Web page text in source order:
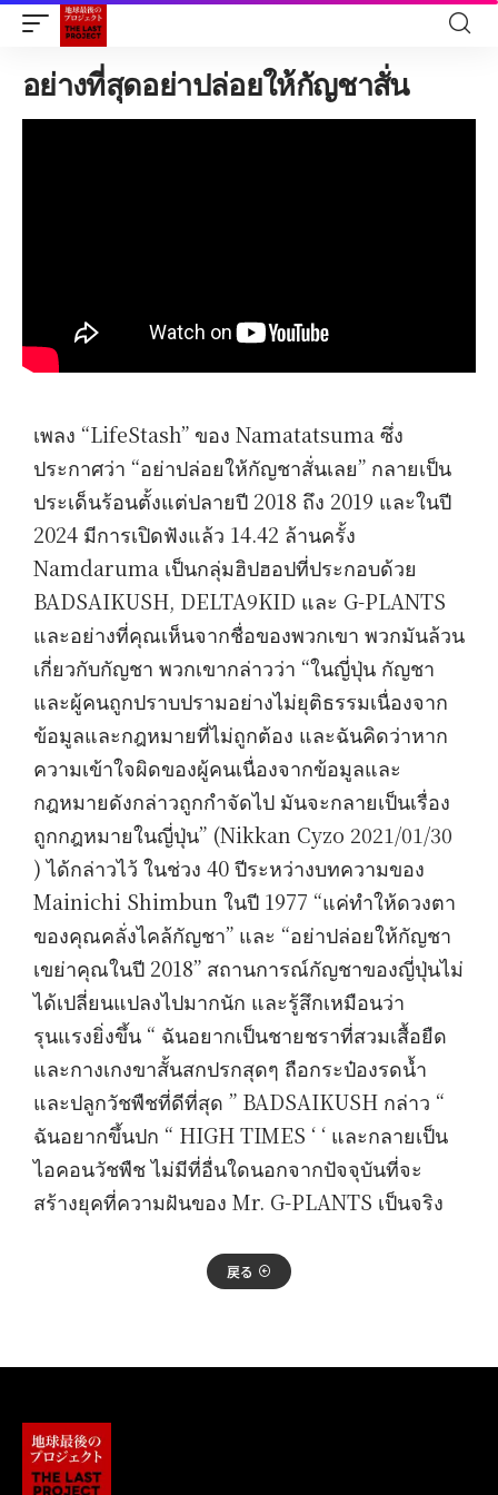
อย่างที่สุดอย่าปล่อยให้กัญชาสั่น
เพลง “LifeStash” ของ Namatatsuma ซึ่ง
ประกาศว่า “อย่าปล่อยให้กัญชาสั่นเลย” กลายเป็น
ประเด็นร้อนตั้งแต่ปลายปี 2018 ถึง 2019 และในปี
2024 มีการเปิดฟังแล้ว 14.42 ล้านครั้ง
Namdaruma เป็นกลุ่มฮิปฮอปที่ประกอบด้วย
BADSAIKUSH, DELTA9KID และ G-PLANTS
และอย่างที่คุณเห็นจากชื่อของพวกเขา พวกมันล้วน
เกี่ยวกับกัญชา พวกเขากล่าวว่า “ในญี่ปุ่น กัญชา
และผู้คนถูกปราบปรามอย่างไม่ยุติธรรมเนื่องจาก
ข้อมูลและกฎหมายที่ไม่ถูกต้อง และฉันคิดว่าหาก
ความเข้าใจผิดของผู้คนเนื่องจากข้อมูลและ
กฎหมายดังกล่าวถูกกำจัดไป มันจะกลายเป็นเรื่อง
ถูกกฎหมายในญี่ปุ่น” (Nikkan Cyzo 2021/01/30
) ได้กล่าวไว้ ในช่วง 40 ปีระหว่างบทความของ
Mainichi Shimbun ในปี 1977 “แค่ทำให้ดวงตา
ของคุณคลั่งไคล้กัญชา” และ “อย่าปล่อยให้กัญชา
เขย่าคุณในปี 2018” สถานการณ์กัญชาของญี่ปุ่นไม่
ได้เปลี่ยนแปลงไปมากนัก และรู้สึกเหมือนว่า
รุนแรงยิ่งขึ้น “ ฉันอยากเป็นชายชราที่สวมเสื้อยืด
และกางเกงขาสั้นสกปรกสุดๆ ถือกระป๋องรดน้ำ
และปลูกวัชพืชที่ดีที่สุด ” BADSAIKUSH กล่าว “
ฉันอยากขึ้นปก “ HIGH TIMES ‘ ‘ และกลายเป็น
ไอคอนวัชพืช ไม่มีที่อื่นใดนอกจากปัจจุบันที่จะ
สร้างยุคที่ความฝันของ Mr. G-PLANTS เป็นจริง
戻る